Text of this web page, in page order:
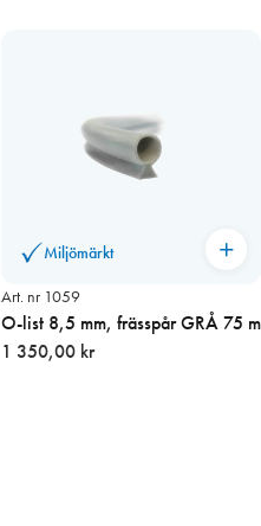
Miljömärkt
Art. nr 1059
O-list 8,5 mm, frässpår GRÅ 75 m
1 350,00 kr